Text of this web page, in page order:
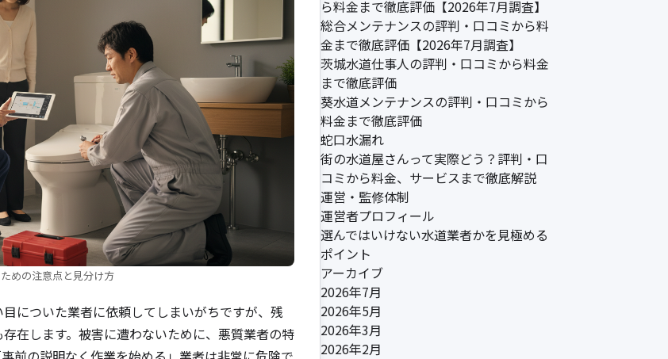
めの注意点と見分け方
についた業者に依頼してしまいがちですが、残
在します。被害に遭わないために、悪質業者の特
ら料金まで徹底評価【2026年7月調査】
総合メンテナンスの評判・口コミから料
金まで徹底評価【2026年7月調査】
茨城水道仕事人の評判・口コミから料金
まで徹底評価
葵水道メンテナンスの評判・口コミから
料金まで徹底評価
蛇口水漏れ
街の水道屋さんって実際どう？評判・口
コミから料金、サービスまで徹底解説
運営・監修体制
運営者プロフィール
選んではいけない水道業者かを見極める
ポイント
アーカイブ
2026年7月
2026年5月
2026年3月
2026年2月